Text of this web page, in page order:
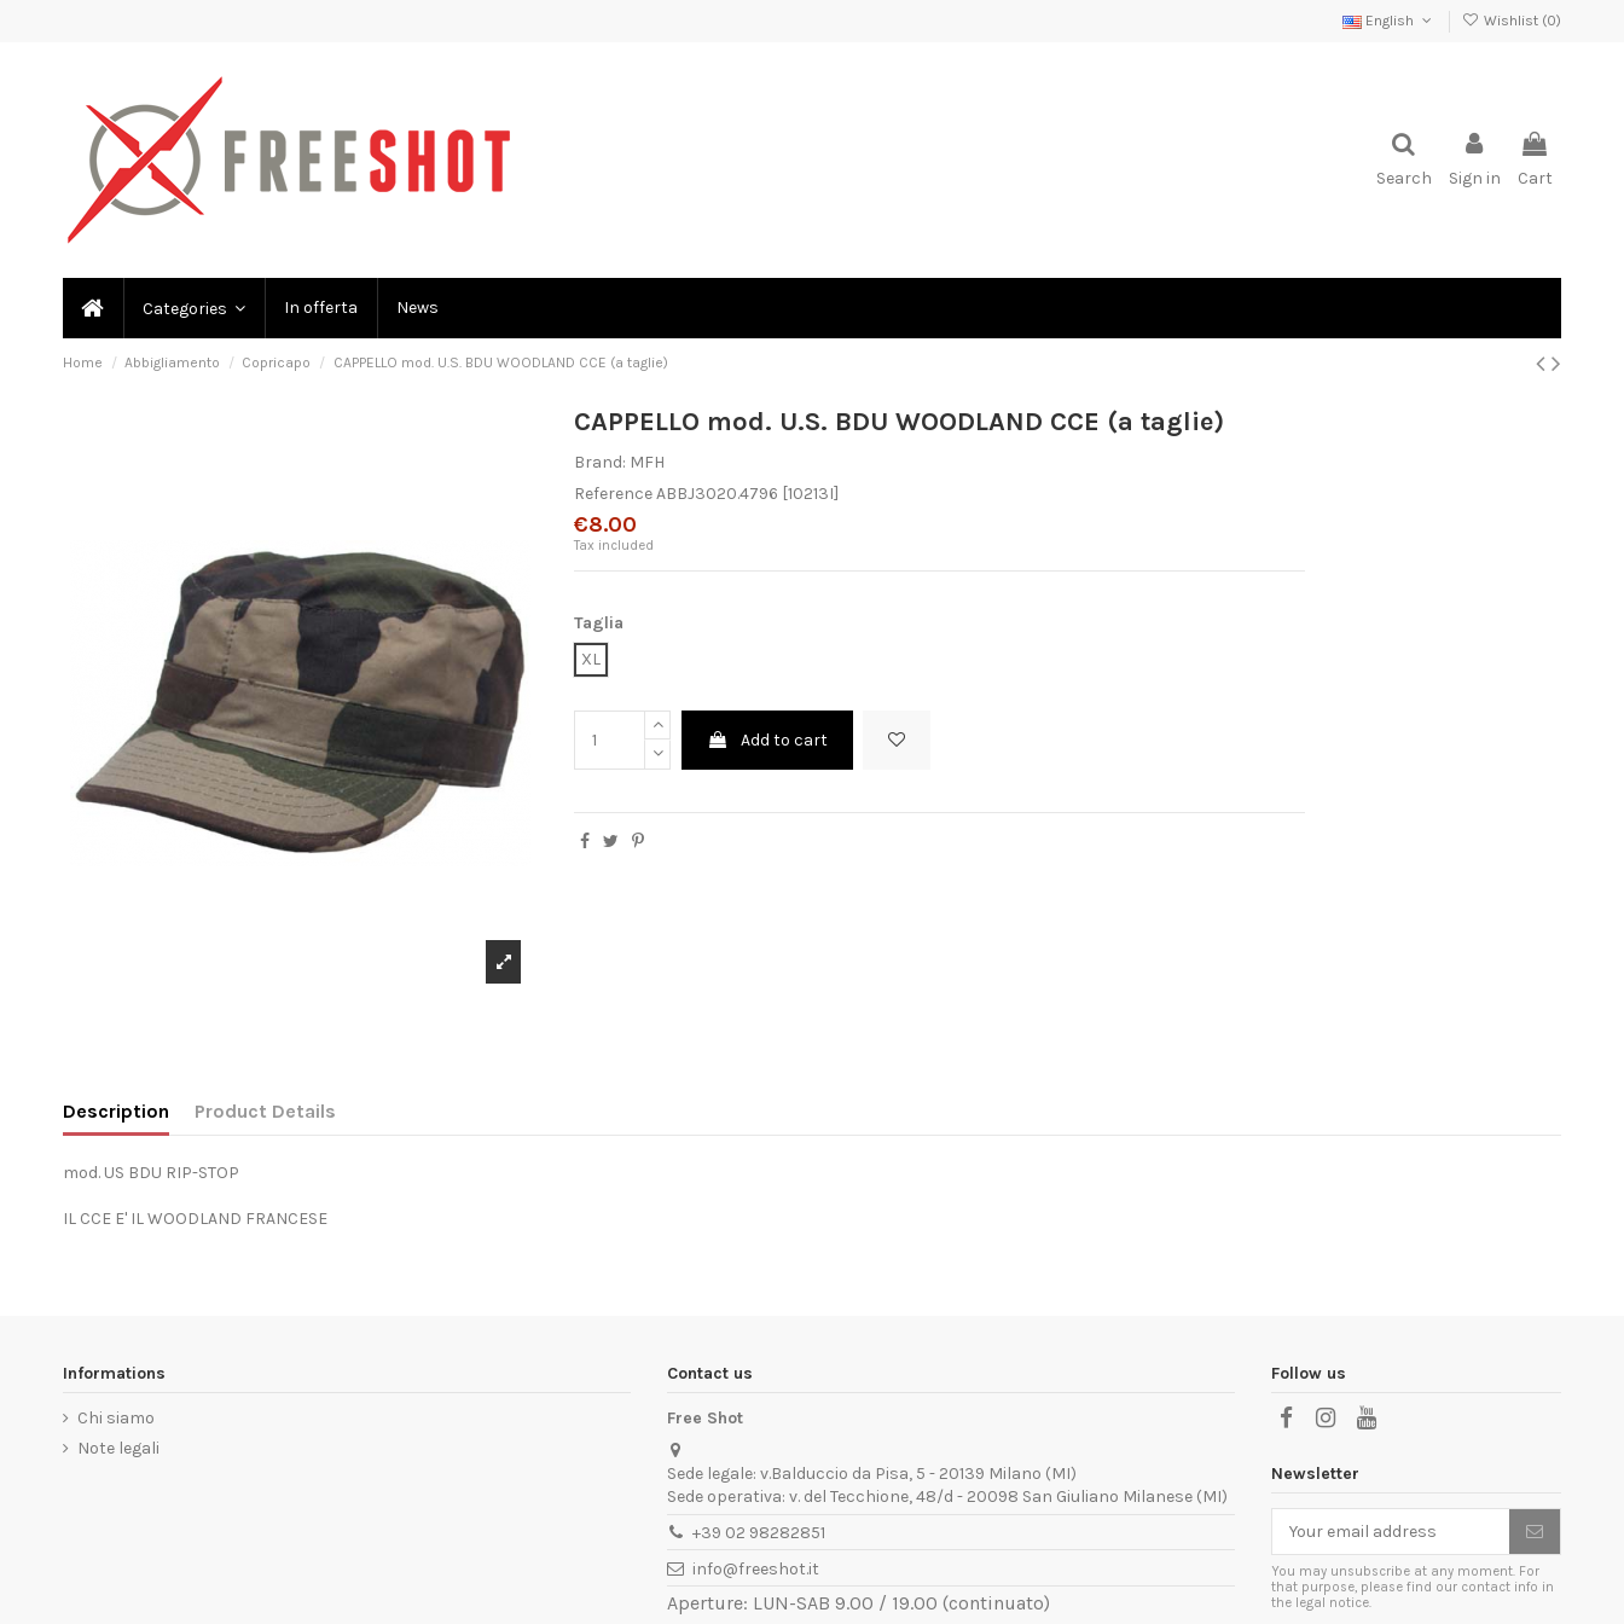
English Wishlist (0)
Search Sign in Cart
Categories In offerta News
Home Abbigliamento Copricapo CAPPELLO mod. U.S. BDU WOODLAND CCE (a taglie)
CAPPELLO mod. U.S. BDU WOODLAND CCE (a taglie)
Brand: MFH
ReferenceABBJ3020.4796 [10213I]
€8.00
Tax included
Taglia
XL
Add to cart
Description Product Details
mod. US BDU RIP-STOP
IL CCE E' IL WOODLAND FRANCESE
Informations
Chi siamo
Note legali
Contact us
Free Shot
Sede legale: v.Balduccio da Pisa, 5 - 20139 Milano (MI)
Sede operativa: v. del Tecchione, 48/d - 20098 San Giuliano Milanese (MI)
+39 02 98282851
info@freeshot.it
Aperture: LUN-SAB 9.00 / 19.00 (continuato)
Follow us
Newsletter
You may unsubscribe at any moment. For
that purpose, please find our contact info in
the legal notice.